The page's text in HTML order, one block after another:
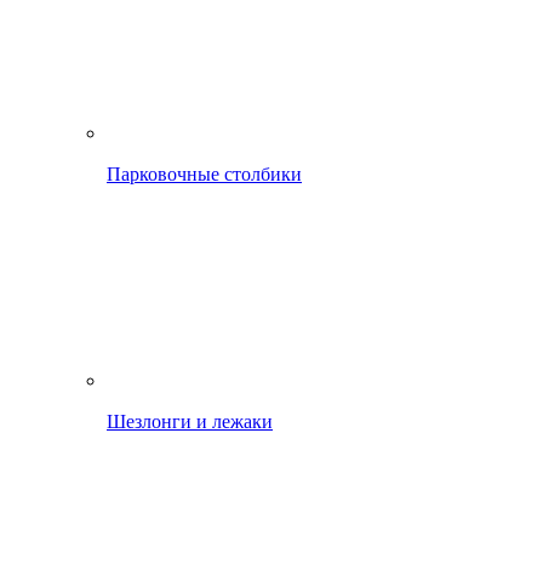
Парковочные столбики
Шезлонги и лежаки